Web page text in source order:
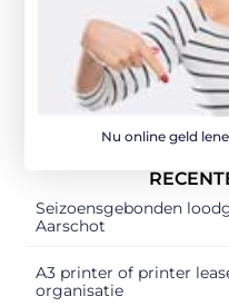
Nu online geld
Seizoensgebonden
Aarschot
A3 printer of printer
organisatie